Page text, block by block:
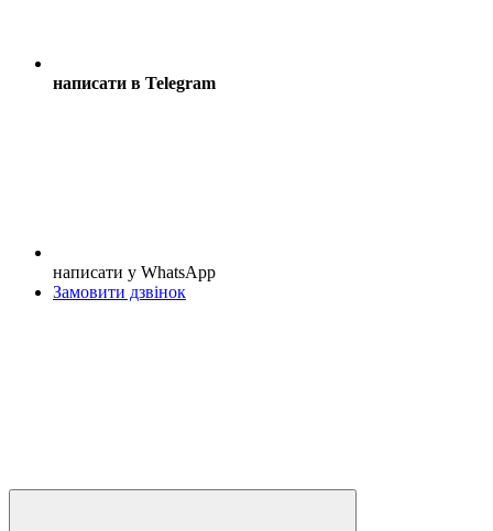
написати в Telegram
написати у WhatsApp
Замовити дзвінок